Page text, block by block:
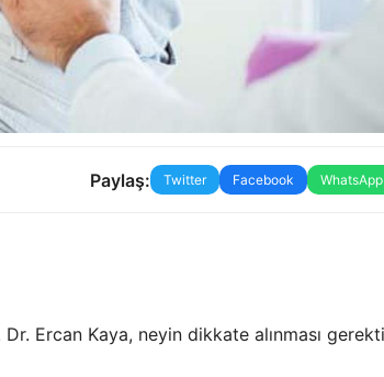
Paylaş: Twitter Facebook WhatsApp
Ercan Kaya, neyin dikkate alınması